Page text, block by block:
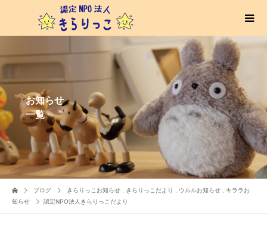
お知らせ
一覧
ブログ きらりっこお知らせ きらりっこだより ウルルお知らせ
キララお
知らせ
認定NPO法人きらりっこだより